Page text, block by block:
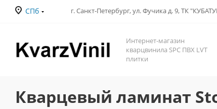
СПб
Интернет-магазин
кварцвинила SPC ПВХ LVT
плитки
Кварцевый ламинат